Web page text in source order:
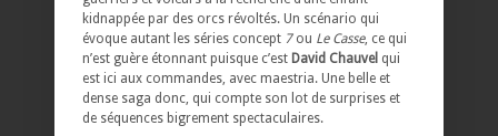
kidnappée par des orcs révoltés. Un scénario qui
évoque autant les séries concept 7ou Le Casse, ce qui
n’est guère étonnant puisque c’est David Chauvel qui
est ici aux commandes, avec maestria. Une belle et
dense saga donc, qui compte son lot de surprises et
de séquences bigrement spectaculaires.